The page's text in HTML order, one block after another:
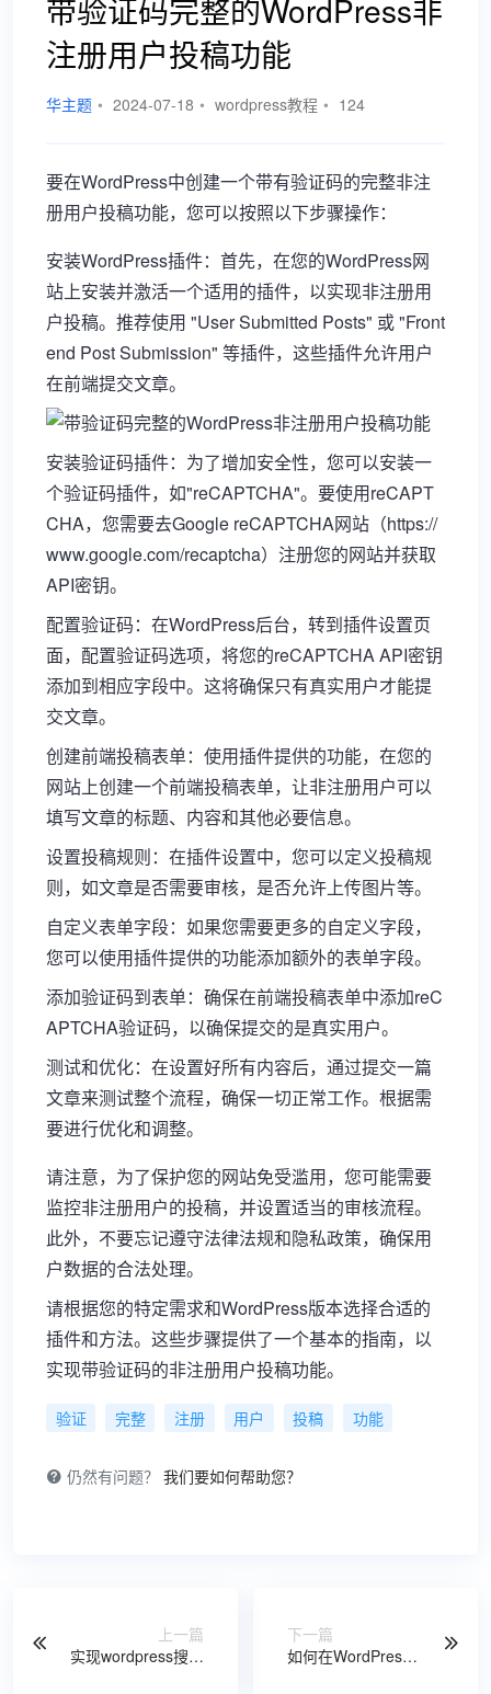
带验证码完整的WordPress非
注册用户投稿功能
华主题 • 2024-07-18 • wordpress教程 • 124
要在WordPress中创建一个带有验证码的完整非注
册用户投稿功能，您可以按照以下步骤操作：
安装WordPress插件：首先，在您的WordPress网
站上安装并激活一个适用的插件，以实现非注册用
户投稿。推荐使用 "User Submitted Posts" 或 "Front
end Post Submission" 等插件，这些插件允许用户
在前端提交文章。
安装验证码插件：为了增加安全性，您可以安装一
个验证码插件，如"reCAPTCHA"。要使用reCAPT
CHA，您需要去Google reCAPTCHA网站（https://
www.google.com/recaptcha）注册您的网站并获取
API密钥。
配置验证码：在WordPress后台，转到插件设置页
面，配置验证码选项，将您的reCAPTCHA API密钥
添加到相应字段中。这将确保只有真实用户才能提
交文章。
创建前端投稿表单：使用插件提供的功能，在您的
网站上创建一个前端投稿表单，让非注册用户可以
填写文章的标题、内容和其他必要信息。
设置投稿规则：在插件设置中，您可以定义投稿规
则，如文章是否需要审核，是否允许上传图片等。
自定义表单字段：如果您需要更多的自定义字段，
您可以使用插件提供的功能添加额外的表单字段。
添加验证码到表单：确保在前端投稿表单中添加reC
APTCHA验证码，以确保提交的是真实用户。
测试和优化：在设置好所有内容后，通过提交一篇
文章来测试整个流程，确保一切正常工作。根据需
要进行优化和调整。
请注意，为了保护您的网站免受滥用，您可能需要
监控非注册用户的投稿，并设置适当的审核流程。
此外，不要忘记遵守法律法规和隐私政策，确保用
户数据的合法处理。
请根据您的特定需求和WordPress版本选择合适的
插件和方法。这些步骤提供了一个基本的指南，以
实现带验证码的非注册用户投稿功能。
验证 完整 注册 用户 投稿 功能
仍然有问题？ 我们要如何帮助您？
上一篇
实现wordpress搜索
下一篇
如何在WordPress